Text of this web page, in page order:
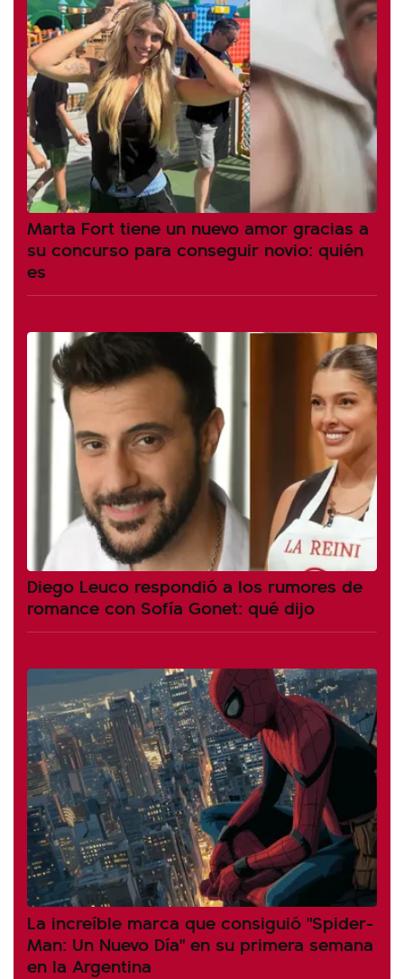
Marta Fort tiene un nuevo amor gracias a
su concurso para conseguir novio: quién
es
Diego Leuco respondió a los rumores de
romance con Sofía Gonet: qué dijo
La increíble marca que consiguió "Spider-
Man: Un Nuevo Día" en su primera semana
en la Argentina